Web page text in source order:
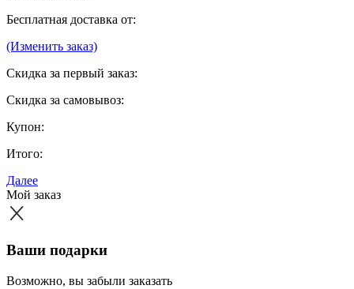
Бесплатная доставка от:
(Изменить заказ)
Скидка за первый заказ:
Скидка за самовывоз:
Купон:
Итого:
Далее
Мой заказ
Ваши подарки
Возможно, вы забыли заказать